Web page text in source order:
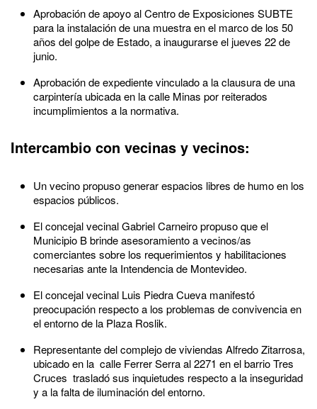
Aprobación de apoyo al Centro de Exposiciones SUBTE
para la instalación de una muestra en el marco de los 50
años del golpe de Estado, a inaugurarse el jueves 22 de
junio.
Aprobación de expediente vinculado a la clausura de una
carpintería ubicada en la calle Minas por reiterados
incumplimientos a la normativa.
Intercambio con vecinas y vecinos:
Un vecino propuso generar espacios libres de humo en los
espacios públicos.
El concejal vecinal Gabriel Carneiro propuso que el
Municipio B brinde asesoramiento a vecinos/as
comerciantes sobre los requerimientos y habilitaciones
necesarias ante la Intendencia de Montevideo.
El concejal vecinal Luis Piedra Cueva manifestó
preocupación respecto a los problemas de convivencia en
el entorno de la Plaza Roslik.
Representante del complejo de viviendas Alfredo Zitarrosa,
ubicado en la calle Ferrer Serra al 2271 en el barrio Tres
Cruces trasladó sus inquietudes respecto a la inseguridad
y a la falta de iluminación del entorno.